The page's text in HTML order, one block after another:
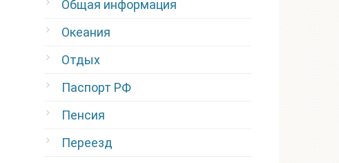
Общая информация
Океания
Отдых
Паспорт РФ
Пенсия
Переезд